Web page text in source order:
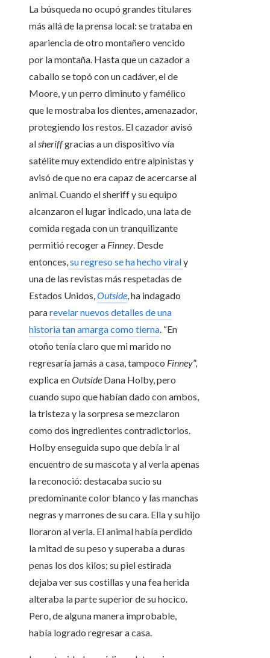
La búsqueda no ocupó grandes titulares
más allá de la prensa local: se trataba en
apariencia de otro montañero vencido
por la montaña. Hasta que un cazador a
caballo se topó con un cadáver, el de
Moore, y un perro diminuto y famélico
que le mostraba los dientes, amenazador,
protegiendo los restos. El cazador avisó
alsheriffgracias a un dispositivo vía
satélite muy extendido entre alpinistas y
avisó de que no era capaz de acercarse al
animal. Cuando el sheriff y su equipo
alcanzaron el lugar indicado, una lata de
comida regada con un tranquilizante
permitió recoger a Finney. Desde
entonces,su regreso se ha hecho viraly
una de las revistas más respetadas de
Estados Unidos,Outside, ha indagado
pararevelar nuevos detalles de una
historia tan amarga como tierna. “En
otoño tenía claro que mi marido no
regresaría jamás a casa, tampoco Finney”,
explica enOutside Dana Holby, pero
cuando supo que habían dado con ambos,
la tristeza y la sorpresa se mezclaron
como dos ingredientes contradictorios.
Holby enseguida supo que debía ir al
encuentro de su mascota y al verla apenas
la reconoció: destacaba sucio su
predominante color blanco y las manchas
negras y marrones de su cara. Ella y su hijo
lloraron al verla. El animal había perdido
la mitad de su peso y superaba a duras
penas los dos kilos; su piel estirada
dejaba ver sus costillas y una fea herida
alteraba la parte superior de su hocico.
Pero, de alguna manera improbable,
había logrado regresar a casa.